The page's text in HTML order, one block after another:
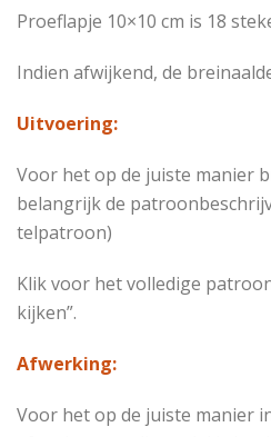
Proeflapje 10×10 cm is 18
Indien afwijkend, de
Uitvoering:
Voor het op de juiste manier
belangrijk de
telpatroon)
Klik voor het volledige
kijken”.
Afwerking:
Voor het op de juiste manier